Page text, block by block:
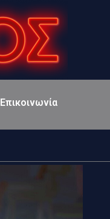
Επικοινωνία